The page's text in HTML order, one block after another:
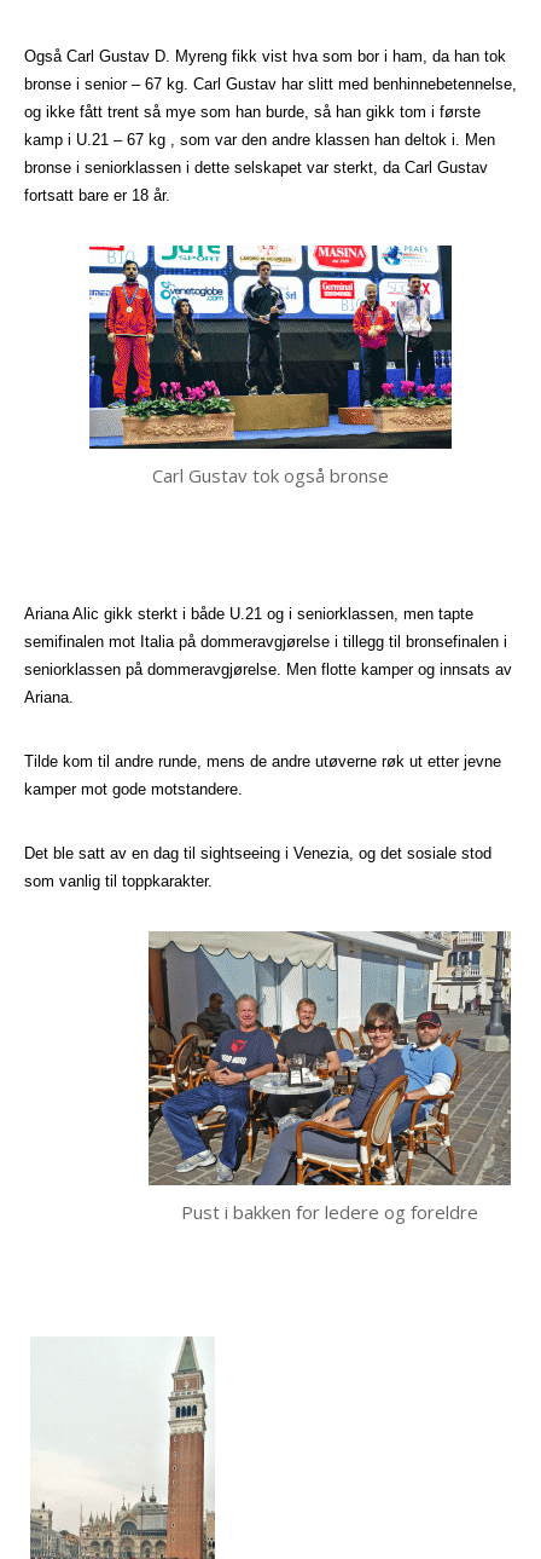
Også Carl Gustav D. Myreng fikk vist hva som bor i ham, da han tok
bronse i senior – 67 kg. Carl Gustav har slitt med benhinnebetennelse,
og ikke fått trent så mye som han burde, så han gikk tom i første
kamp i U.21 – 67 kg , som var den andre klassen han deltok i. Men
bronse i seniorklassen i dette selskapet var sterkt, da Carl Gustav
fortsatt bare er 18 år.
Carl Gustav tok også bronse
Ariana Alic gikk sterkt i både U.21 og i seniorklassen, men tapte
semifinalen mot Italia på dommeravgjørelse i tillegg til bronsefinalen i
seniorklassen på dommeravgjørelse. Men flotte kamper og innsats av
Ariana.
Tilde kom til andre runde, mens de andre utøverne røk ut etter jevne
kamper mot gode motstandere.
Det ble satt av en dag til sightseeing i Venezia, og det sosiale stod
som vanlig til toppkarakter.
Pust i bakken for ledere og foreldre